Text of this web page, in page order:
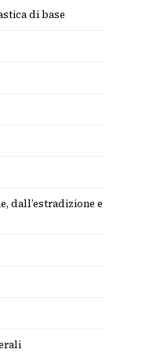
di base
dall’estradizione e